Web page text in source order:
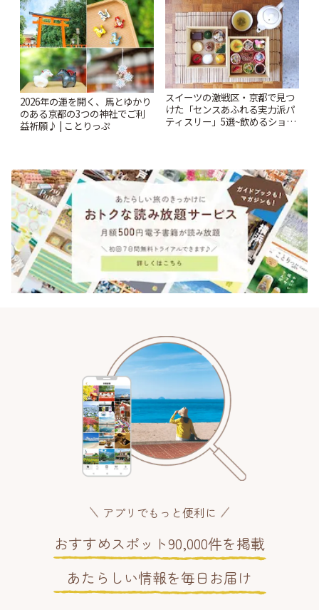
2026年の運を開く、馬とゆかり
のある京都の3つの神社でご利
益祈願♪ | ことりっぷ
スイーツの激戦区・京都で見つ
けた「センスあふれる実力派パ
ティスリー」5選~飲めるショー
アプリでもっと便利に
おすすめスポット90,000件を掲載
あたらしい情報を毎日お届け